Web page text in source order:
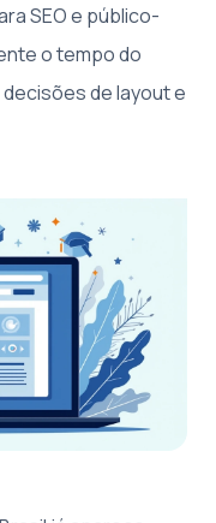
SEO e público-
o tempo do
de layout e